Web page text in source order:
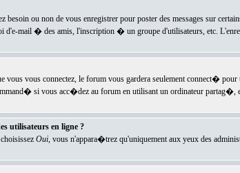
ou non de vous enregistrer pour poster des messages sur
mail � des amis, l'inscription � un groupe d'utilisateurs, etc.
vous vous connectez, le forum vous gardera seulement connect�
si vous acc�dez au forum en utilisant un ordinateur
utilisateurs en ligne ?
Oui, vous n'appara�trez qu'uniquement aux yeux des